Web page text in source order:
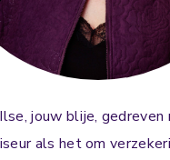
jouw blije, gedreven
als het om